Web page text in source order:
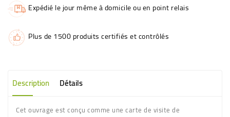
Expédié le jour même à domicile ou en point relais
Plus de 1500 produits certifiés et contrôlés
Description Détails
Cet ouvrage est conçu comme une carte de visite de